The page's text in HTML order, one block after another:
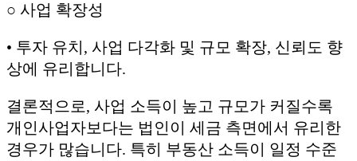
○ 사업 확장성
• 투자 유치, 사업 다각화 및 규모 확장, 신뢰도 향
상에 유리합니다.
결론적으로, 사업 소득이 높고 규모가 커질수록
개인사업자보다는 법인이 세금 측면에서 유리한
경우가 많습니다. 특히 부동산 소득이 일정 수준